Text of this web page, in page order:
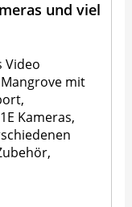
und viel
Video
mit
Kameras,